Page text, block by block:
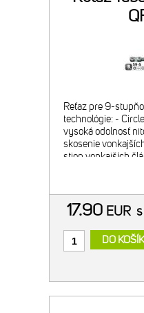
Reťaz pre 9-
technológie: -
vysoká odolnosť
skosenie
stien vonkajších
17.90 EUR
DO